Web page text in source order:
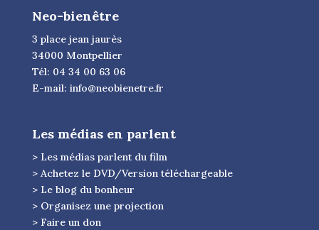
Neo-bienêtre
3 place jean jaurès
34000 Montpellier
Tél: 04 34 00 63 06
E-mail: info@neobienetre.fr
Les médias en parlent
> Les médias parlent du film
> Achetez le DVD/Version téléchargeable
> Le blog du bonheur
> Organisez une projection
> Faire un don